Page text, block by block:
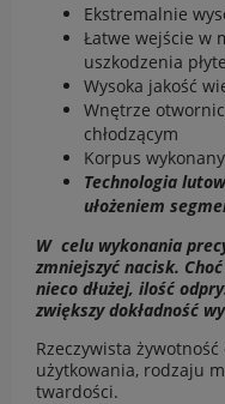
Ekstremalnie
Łatwe wejście w
uszkodzenia
Wysoka jakość
Wnętrze
chłodzącym
Korpus
Technologia
ułożeniem
W celu wykonania
zmniejszyć nacisk.
nieco dłużej, ilość
zwiększy dokładność
Rzeczywista
użytkowania, rodzaju
twardości.